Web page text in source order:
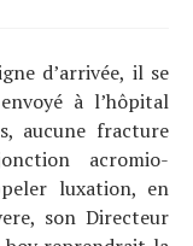
d’arrivée, il se
à l’hôpital
aucune fracture
acromio-
luxation, en
son Directeur